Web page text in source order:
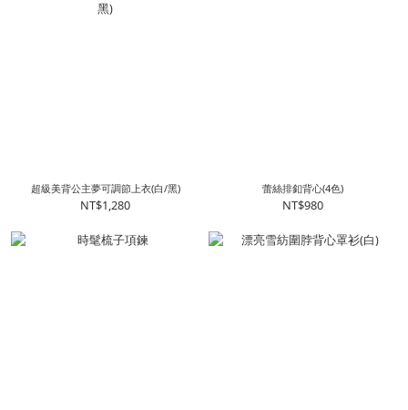
超級美背公主夢可調節上衣(白/黑)
NT$1,280
蕾絲排釦背心(4色)
NT$980